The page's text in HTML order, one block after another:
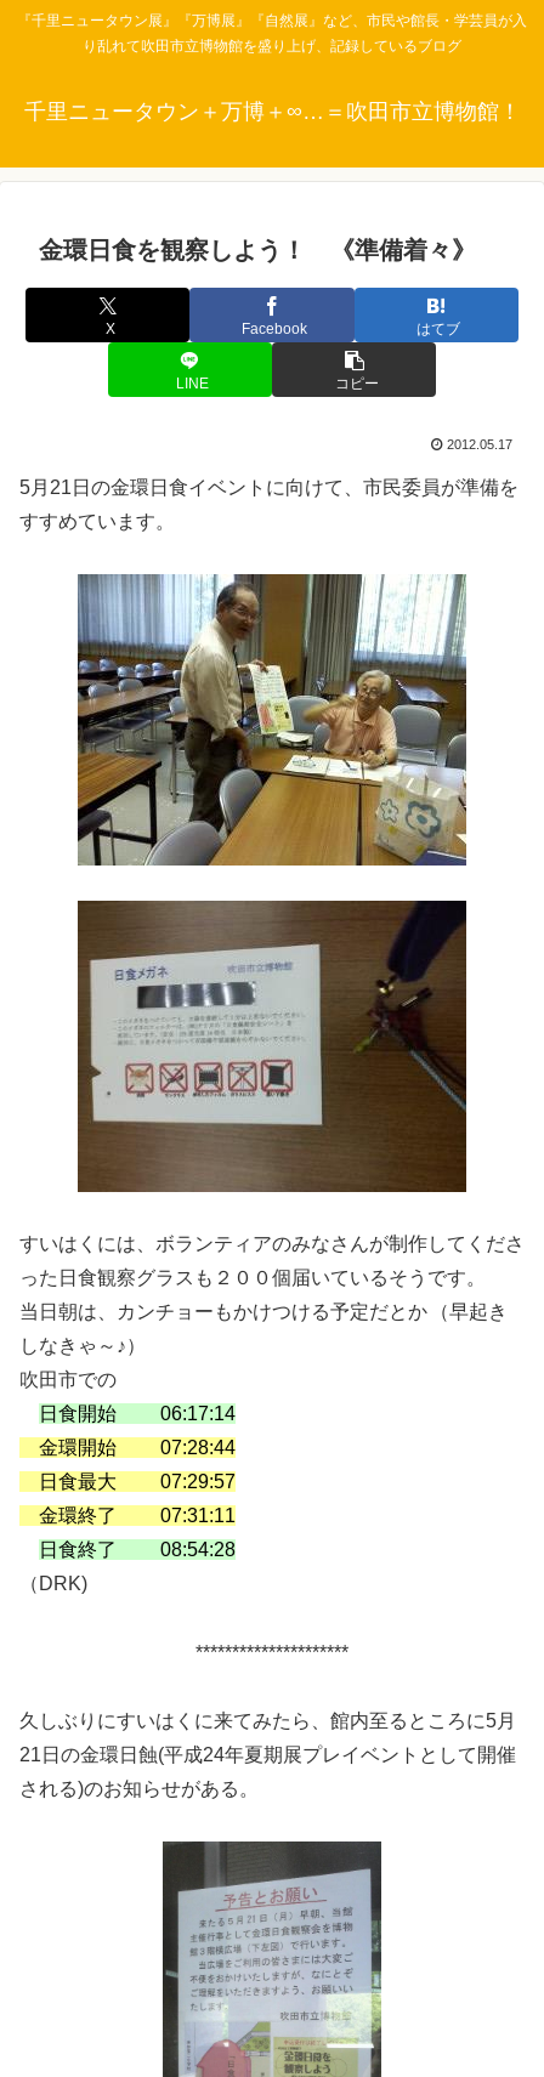
『千里ニュータウン展』『万博展』『自然展』など、市民や館長・学芸員が入
り乱れて吹田市立博物館を盛り上げ、記録しているブログ
千里ニュータウン＋万博＋∞…＝吹田市立博物館！
金環日食を観察しよう！ 《準備着々》
X Facebook はてブ
LINE コピー
2012.05.17
5月21日の金環日食イベントに向けて、市民委員が準備を
すすめています。
すいはくには、ボランティアのみなさんが制作してくださ
った日食観察グラスも２００個届いているそうです。
当日朝は、カンチョーもかけつける予定だとか （早起き
しなきゃ～♪）
吹田市での
日食開始 06:17:14
金環開始 07:28:44
日食最大 07:29:57
金環終了 07:31:11
日食終了 08:54:28
（DRK)
*********************
久しぶりにすいはくに来てみたら、館内至るところに5月
21日の金環日蝕(平成24年夏期展プレイベントとして開催
される)のお知らせがある。